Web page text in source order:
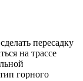
пересадку
на трассе
тип горного